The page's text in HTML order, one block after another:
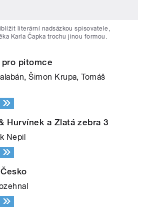
literární nadsázkou spisovatele,
Karla Čapka trochu jinou formou.
pro pitomce
Šimon Krupa, Tomáš
Hurvínek a Zlatá zebra 3
Nepil